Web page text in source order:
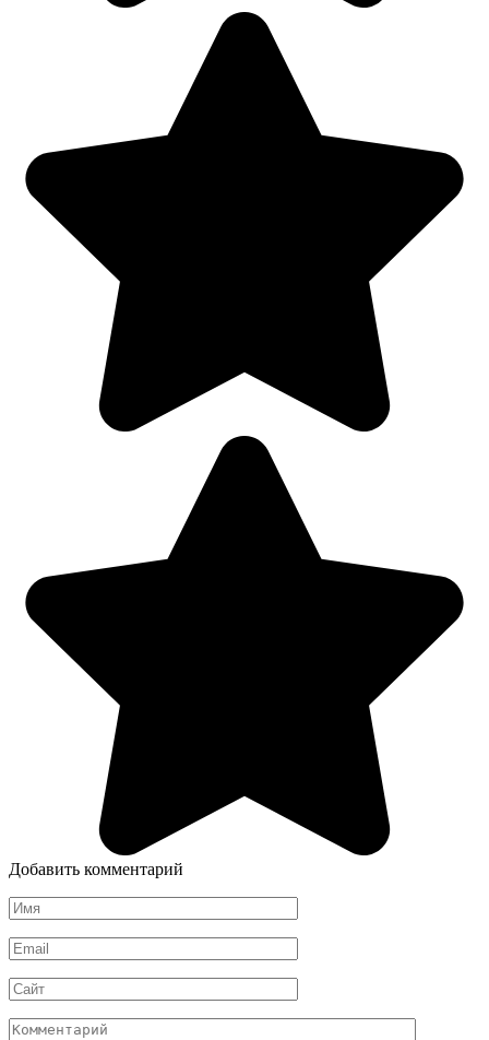
Добавить комментарий
Имя
*
Email
*
Сайт
Комментарий